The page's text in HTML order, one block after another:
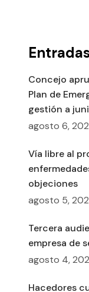
Concejo
Plan de
gestión a
agosto 6,
Vía libre al
objeciones
agosto 5,
Tercera
empresa de
agosto 4,
Hacedores